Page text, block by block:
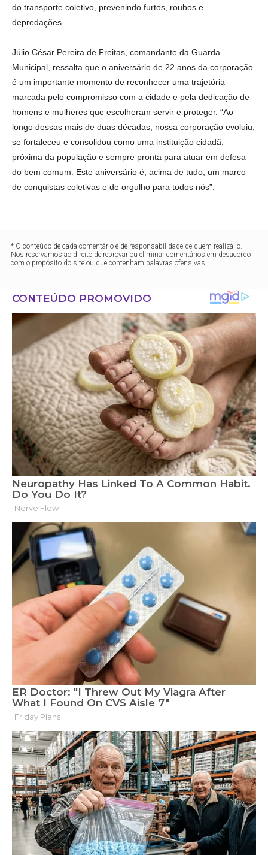
do transporte coletivo, prevenindo furtos, roubos e
depredações.
Júlio César Pereira de Freitas, comandante da Guarda
Municipal, ressalta que o aniversário de 22 anos da corporação
é um importante momento de reconhecer uma trajetória
marcada pelo compromisso com a cidade e pela dedicação de
homens e mulheres que escolheram servir e proteger. “Ao
longo dessas mais de duas décadas, nossa corporação evoluiu,
se fortaleceu e consolidou como uma instituição cidadã,
próxima da população e sempre pronta para atuar em defesa
do bem comum. Este aniversário é, acima de tudo, um marco
de conquistas coletivas e de orgulho para todos nós”.
* O conteúdo de cada comentário é de responsabilidade de quem realizá-lo.
Nos reservamos ao direito de reprovar ou eliminar comentários em desacordo
com o propósito do site ou que contenham palavras ofensivas.